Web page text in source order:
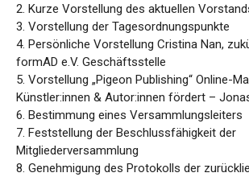
2. Kurze Vorstellung des aktuellen
3. Vorstellung der Tagesordnungspunkte
4. Persönliche Vorstellung Cristina Nan,
formAD e.V. Geschäftsstelle
5. Vorstellung „Pigeon Publishing“ Online-
Künstler:innen & Autor:innen fördert –
6. Bestimmung eines Versammlungsleiters
7. Feststellung der Beschlussfähigkeit der
Mitgliederversammlung
8. Genehmigung des Protokolls der